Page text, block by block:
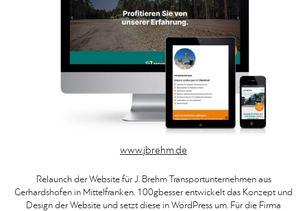
www.jbrehm.de
Relaunch der Website für J. Brehm Transportunternehmen aus
Gerhardshofen in Mittelfranken. 100gbesser entwickelt das Konzept und
Design der Website und setzt diese in WordPress um. Für die Firma